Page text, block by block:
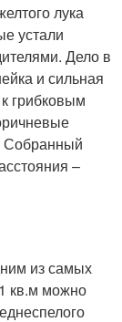
лука
устали
Дело в
и сильная
грибковым
Собранный
–
из самых
кв.м можно